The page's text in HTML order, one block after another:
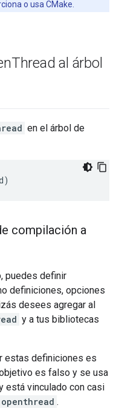
o usa CMake.
Thread al árbol
en el árbol de
compilación a
puedes definir
definiciones, opciones
desees agregar al
y a tus bibliotecas
estas definiciones es
es falso y se usa
está vinculado con casi
openthread .